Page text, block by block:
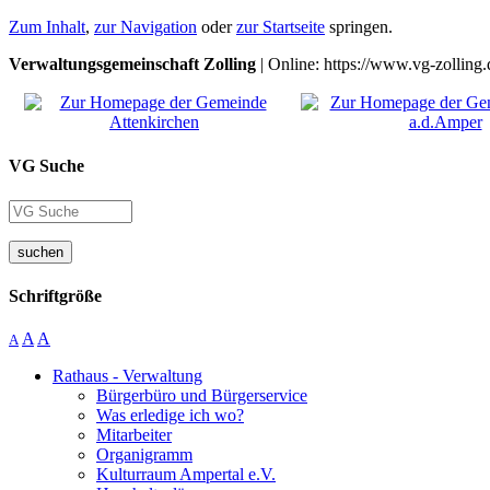
Zum Inhalt, zur Navigation oderzur Startseite springen.
Verwaltungsgemeinschaft Zolling | Online: https://www.vg-
VG Suche
suchen
Schriftgröße
A A A
Rathaus - Verwaltung
Bürgerbüro und Bürgerservice
Was erledige ich wo?
Mitarbeiter
Organigramm
Kulturraum Ampertal e.V.